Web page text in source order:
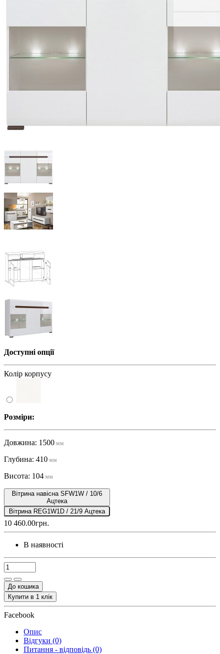
Доступні опції
Колір корпусу
Розміри:
Довжина: 1500 мм
Глубина: 410 мм
Висота: 104 мм
Вітрина навісна SFW1W / 10/6
Ацтека
Вітрина REG1W1D / 21/9 Ацтека
10 460.00грн.
В наявності
До кошика
Купити в 1 клік
Facebook
Опис
Відгуки (0)
Питання - відповідь (0)